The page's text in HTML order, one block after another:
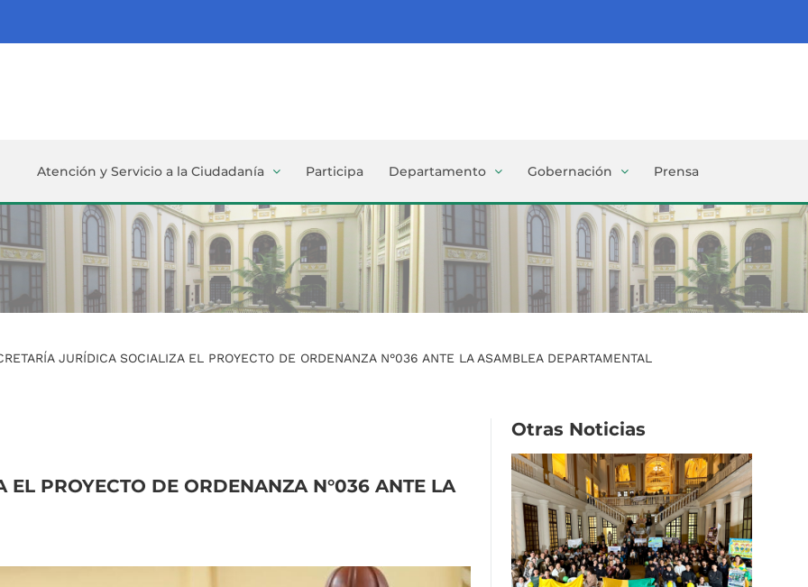
Atención y Servicio a la Ciudadanía Participa Departamento Gobernación Prensa
JURÍDICA SOCIALIZA EL PROYECTO DE ORDENANZA N°036 ANTE LA ASAMBLEA DEPARTAMENTAL
EL PROYECTO DE ORDENANZA N°036 ANTE LA
Otras Noticias